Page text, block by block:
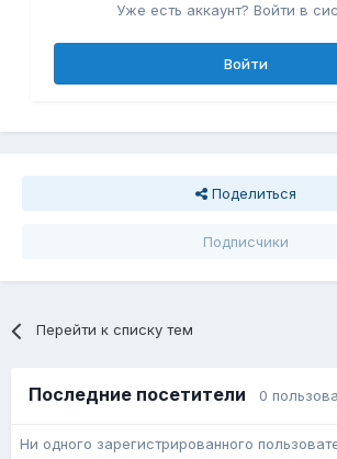
Уже есть аккаунт? Войти в
Войти
Поделиться
Подписчики
Перейти к списку тем
Последние посетители 0
Ни одного зарегистрированного